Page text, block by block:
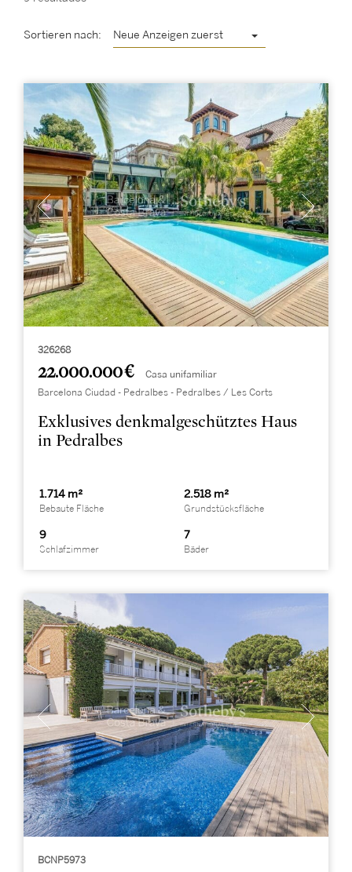
Sortieren nach: Neue Anzeigen zuerst
326268
22.000.000 € Casa unifamiliar
Barcelona Ciudad - Pedralbes - Pedralbes / Les Corts
Exklusives denkmalgeschütztes Haus
in Pedralbes
1.714 m²
Bebaute Fläche
2.518 m²
Grundstücksfläche
9
Schlafzimmer
7
Bäder
BCNP5973